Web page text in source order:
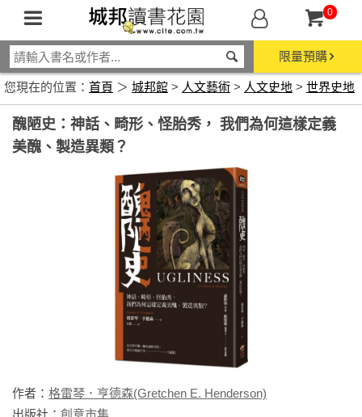
0
限量預購
您現在的位置： 首頁 ＞ 城邦館 > 人文藝術 > 人文史地 > 世界史地
醜陋史：神話、畸形、怪胎秀， 我們為何這樣定義
美醜、製造異類？
作者： 格雷琴．亨德森(Gretchen E. Henderson)
出版社： 創意市集